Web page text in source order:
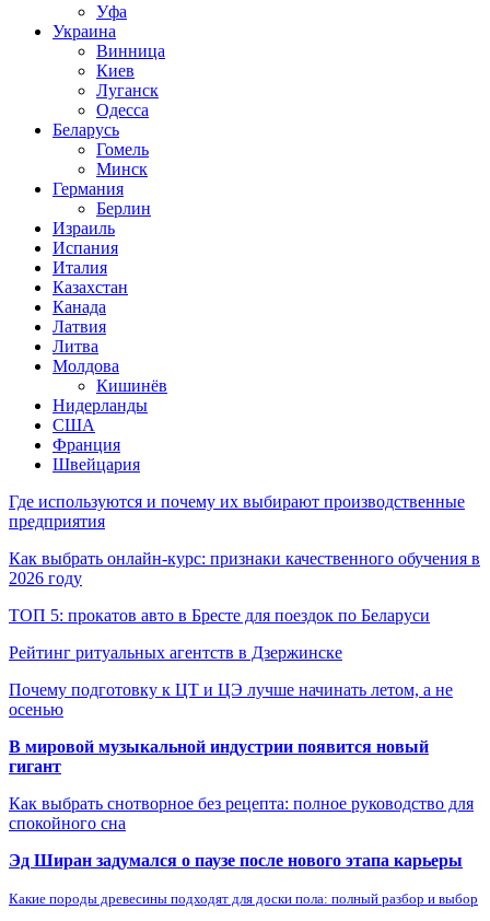
Уфа
Украина
Винница
Киев
Луганск
Одесса
Беларусь
Гомель
Минск
Германия
Берлин
Израиль
Испания
Италия
Казахстан
Канада
Латвия
Литва
Молдова
Кишинёв
Нидерланды
США
Франция
Швейцария
Где используются и почему их выбирают производственные
предприятия
Как выбрать онлайн-курс: признаки качественного обучения в
2026 году
ТОП 5: прокатов авто в Бресте для поездок по Беларуси
Рейтинг ритуальных агентств в Дзержинске
Почему подготовку к ЦТ и ЦЭ лучше начинать летом, а не
осенью
В мировой музыкальной индустрии появится новый
гигант
Как выбрать снотворное без рецепта: полное руководство для
спокойного сна
Эд Ширан задумался о паузе после нового этапа карьеры
Какие породы древесины подходят для доски пола: полный разбор и выбор